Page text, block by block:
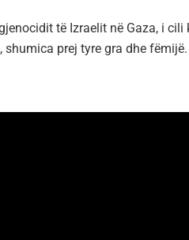
të Izraelit në Gaza, i cili
prej tyre gra dhe fëmijë.